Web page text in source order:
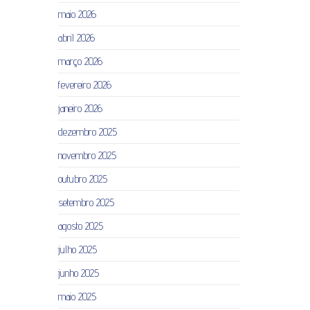
maio 2026
abril 2026
março 2026
fevereiro 2026
janeiro 2026
dezembro 2025
novembro 2025
outubro 2025
setembro 2025
agosto 2025
julho 2025
junho 2025
maio 2025